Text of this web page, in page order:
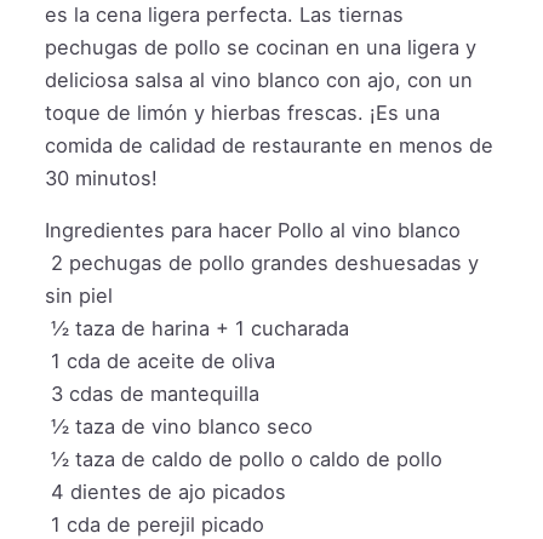
es la cena ligera perfecta. Las tiernas
pechugas de pollo se cocinan en una ligera y
deliciosa salsa al vino blanco con ajo, con un
toque de limón y hierbas frescas. ¡Es una
comida de calidad de restaurante en menos de
30 minutos!
Ingredientes para hacer Pollo al vino blanco
2 pechugas de pollo grandes deshuesadas y
sin piel
½ taza de harina + 1 cucharada
1 cda de aceite de oliva
3 cdas de mantequilla
½ taza de vino blanco seco
½ taza de caldo de pollo o caldo de pollo
4 dientes de ajo picados
1 cda de perejil picado